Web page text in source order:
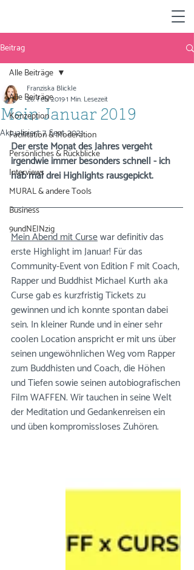
Beitrag
Alle Beiträge
Konzeption
Facilitation & Moderation
Persönliches & Rückblicke
Interviews
MURAL & andere Tools
Business
9undNEINzig
Alle Beiträge
Mein Januar 2019
Franziska Blickle
26. Feb. 20191 Min. Lesezeit
Aktualisiert:7. Sept. 2021
Der erste Monat des Jahres vergeht
irgendwie immer besonders schnell - ich
hab mal drei Highlights rausgepickt.
Mein Abend mit Curse war definitiv das
erste Highlight im Januar! Für das
Community-Event von Edition F mit Coach,
Rapper und Buddhist Michael Kurth aka
Curse gab es kurzfristig Tickets zu
gewinnen und ich konnte spontan dabei
sein. In kleiner Runde und in einer sehr
coolen Location anspricht er mit uns über
seinen ungewöhnlichen Weg vom Rapper
zum Buddhisten und Coach, die Höhen
und Tiefen sowie seinen autobiografischen
Film WAFFEN. Wir tauchen in seine Welt
der Meditation und Gedankenreisen ein
und üben kompromissloses Zuhören.